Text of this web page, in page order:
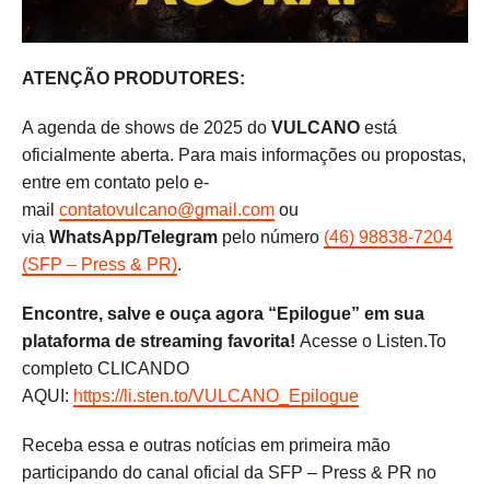
ATENÇÃO PRODUTORES:
A agenda de shows de 2025 do VULCANO está
oficialmente aberta. Para mais informações ou propostas,
entre em contato pelo e-
mail contatovulcano@gmail.com ou
via WhatsApp/Telegram pelo número (46) 98838-7204
(SFP – Press & PR).
Encontre, salve e ouça agora “Epilogue” em sua
plataforma de streaming favorita! Acesse o Listen.To
completo CLICANDO
AQUI: https://li.sten.to/VULCANO_Epilogue
Receba essa e outras notícias em primeira mão
participando do canal oficial da SFP – Press & PR no